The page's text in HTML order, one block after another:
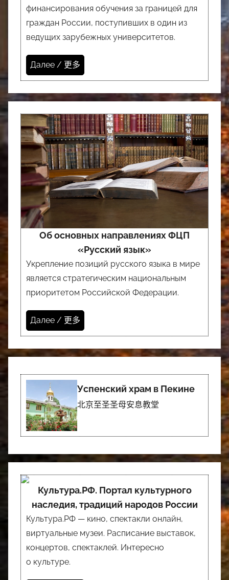
финансирования обучения за границей для
граждан России, поступивших в один из
ведущих зарубежных университетов.
Далее / 更多
Об основных направлениях ФЦП
«Русский язык»
Укрепление позиций русского языка в мире
является стратегическим национальным
приоритетом Российской Федерации.
Далее / 更多
Успенский храм в Пекине
北京至圣圣母安息教堂
Культура.РФ. Портал культурного
наследия, традиций народов России
Культура.РФ — кино, спектакли онлайн,
виртуальные музеи. Расписание выставок,
концертов, спектаклей. Интересно
о культуре.